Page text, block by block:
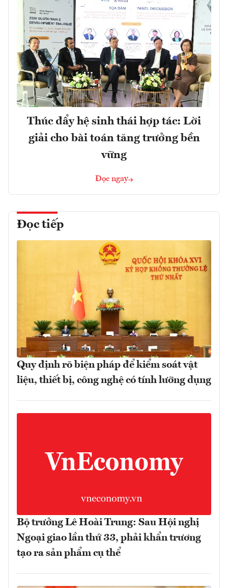
Thúc đẩy hệ sinh thái hợp tác: Lời
giải cho bài toán tăng trưởng bền
vững
Đọc ngay
Đọc tiếp
Quy định rõ biện pháp để kiểm soát vật
liệu, thiết bị, công nghệ có tính lưỡng dụng
Bộ trưởng Lê Hoài Trung: Sau Hội nghị
Ngoại giao lần thứ 33, phải khẩn trương
tạo ra sản phẩm cụ thể